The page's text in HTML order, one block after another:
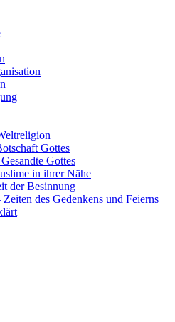
Gottes
Gottes
in ihrer Nähe
der Besinnung
Zeiten des Gedenkens und Feierns